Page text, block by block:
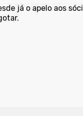
já o apelo aos